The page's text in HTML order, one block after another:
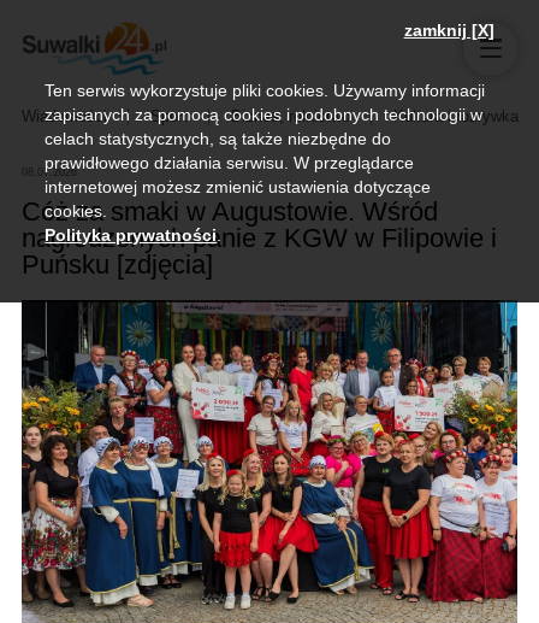
Wiadomości Sport Biznes, rolnictwo Kultura i rozrywka
08.07.2026
Cóż za smaki w Augustowie. Wśród
nagrodzonych panie z KGW w Filipowie i
Puńsku [zdjęcia]
zamknij [X]
Ten serwis wykorzystuje pliki cookies. Używamy informacji
zapisanych za pomocą cookies i podobnych technologii w
celach statystycznych, są także niezbędne do
prawidłowego działania serwisu. W przeglądarce
internetowej możesz zmienić ustawienia dotyczące
cookies.
Polityka prywatności.